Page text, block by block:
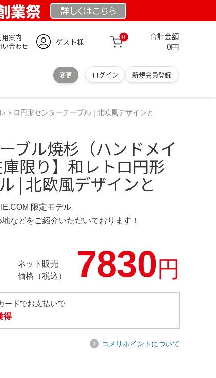
業祭 詳しくはこちら
用案内
い合わせ
ゲスト様 0 合計金額
0円
変更 ログイン 新規会員登録
トロ円形センターテーブル | 北欧風デザインと
ブル焼杉（ハンドメイ
限り】和レトロ円形
| 北欧風デザインと
限定モデル
などをご紹介いただいております！
ネット販売
価格（税込）
7830円
ードでお支払いで
得
コメリポイントについて